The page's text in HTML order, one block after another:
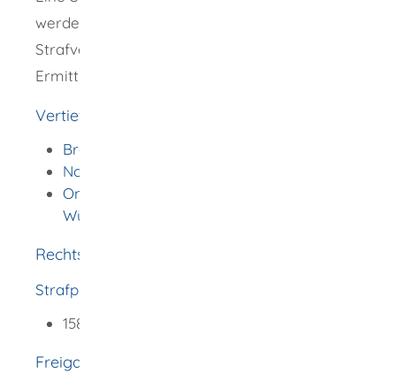
werden. Nach dem Legalitätsprinzip sind die
Strafverfolgungsbehörden anschließend zu
Ermittlungen verpflichtet.
Vertiefende Informationen
Broschüre "Opferschutz"
Nothilfe-SMS
Onlinewache der Polizei in Baden-
Württemberg
Rechtsgrundlage
Strafprozessordnung (StPO)
158 Strafanzeige, Strafantrag
Freigabevermerk